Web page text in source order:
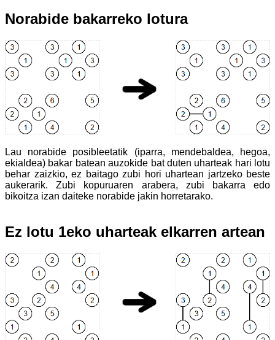
Norabide bakarreko lotura
Lau norabide posibleetatik (iparra, mendebaldea, hegoa,
ekialdea) bakar batean auzokide bat duten uharteak hari lotu
behar zaizkio, ez baitago zubi hori uhartean jartzeko beste
aukerarik. Zubi kopuruaren arabera, zubi bakarra edo
bikoitza izan daiteke norabide jakin horretarako.
Ez lotu 1eko uharteak elkarren artean